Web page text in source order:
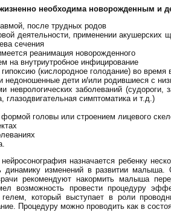
необходима новорожденным и
после трудных родов
деятельности, применении акушерских
сечения
реанимация новорожденного
на внутриутробное инфицирование
(кислородное голодание) во время
недоношенные дети и/или родившиеся с
неврологических заболеваний (судороги,
глазодвигательная симптоматика и т.д.)
головы или строением лицевого
назначается ребенку
динамику изменений в развитии малыша.
рекомендуют накормить малыша
возможность провести процедуру
гелем, который выступает в роли
Процедуру можно проводить как в